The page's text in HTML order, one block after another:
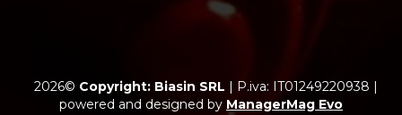
2026© Copyright: Biasin SRL | P.iva: IT01249220938 |
powered and designed by ManagerMag Evo